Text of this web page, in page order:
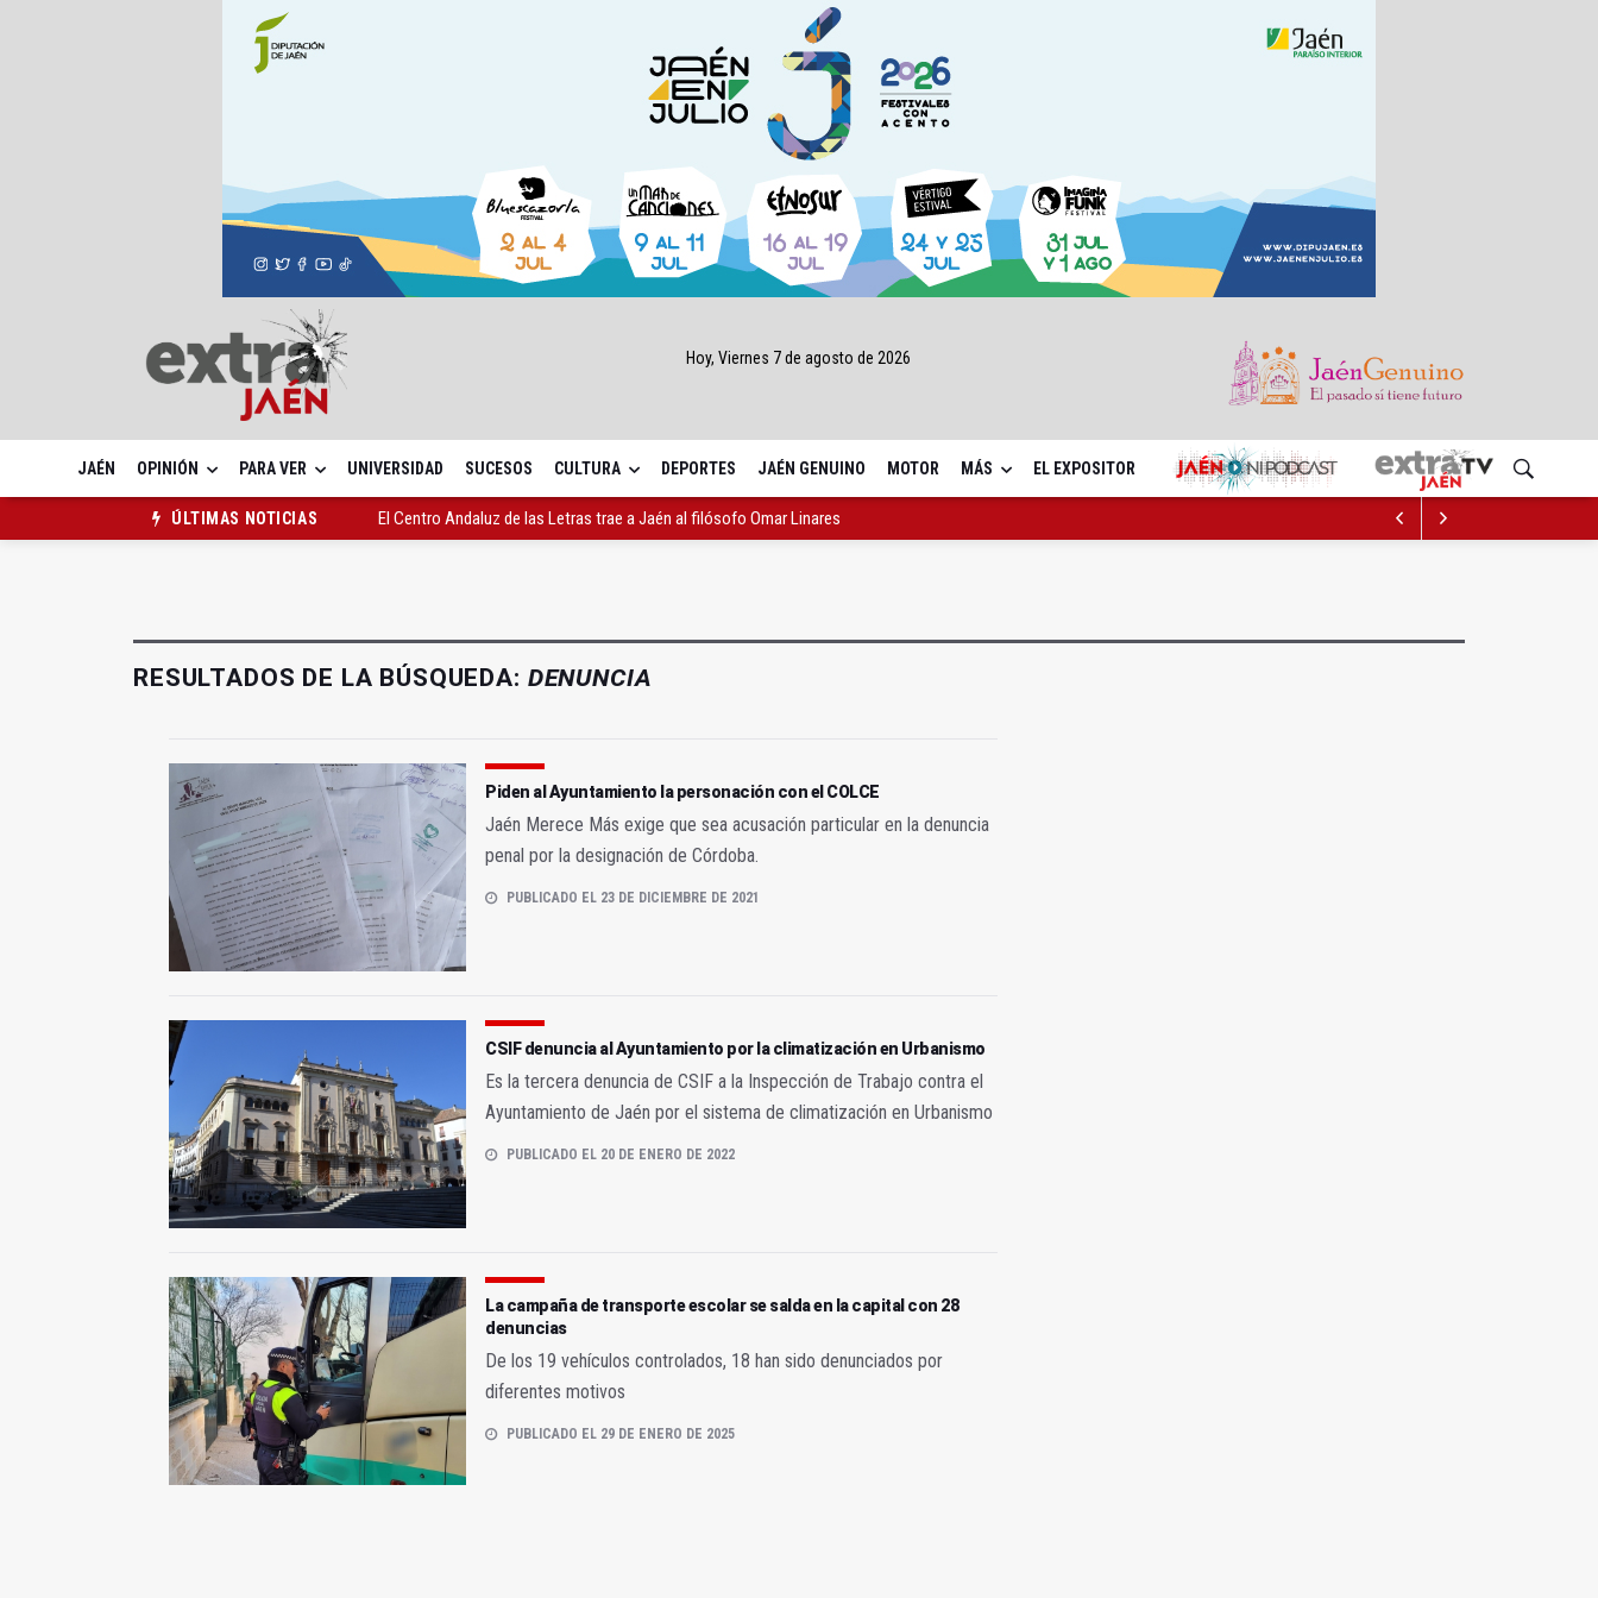
Hoy, Viernes 7 de agosto de 2026
JAÉN OPINIÓN PARA VER UNIVERSIDAD SUCESOS CULTURA DEPORTES JAÉN GENUINO MOTOR MÁS EL EXPOSITOR
ÚLTIMAS NOTICIAS
El Centro Andaluz de las Letras trae a Jaén al filósofo Omar Linares
RESULTADOS DE LA BÚSQUEDA: DENUNCIA
Piden al Ayuntamiento la personación con el COLCE
Jaén Merece Más exige que sea acusación particular en la denuncia
penal por la designación de Córdoba.
PUBLICADO EL 23 DE DICIEMBRE DE 2021
CSIF denuncia al Ayuntamiento por la climatización en Urbanismo
Es la tercera denuncia de CSIF a la Inspección de Trabajo contra el
Ayuntamiento de Jaén por el sistema de climatización en Urbanismo
PUBLICADO EL 20 DE ENERO DE 2022
La campaña de transporte escolar se salda en la capital con 28
denuncias
De los 19 vehículos controlados, 18 han sido denunciados por
diferentes motivos
PUBLICADO EL 29 DE ENERO DE 2025